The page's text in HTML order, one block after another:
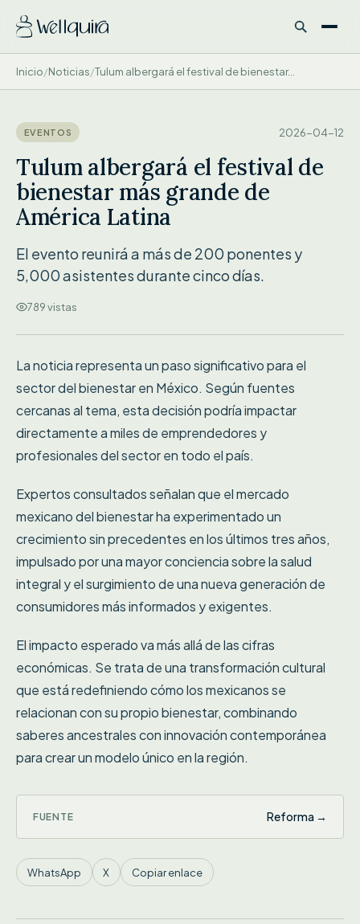
Inicio/Noticias/Tulum albergará el festival de bienestar...
TULUM ALBERGARÁ EL FESTIVAL DE...
EVENTOS 2026-04-12
Tulum albergará el festival de
bienestar más grande de
América Latina
El evento reunirá a más de 200 ponentes y
5,000 asistentes durante cinco días.
789 vistas
La noticia representa un paso significativo para el
sector del bienestar en México. Según fuentes
cercanas al tema, esta decisión podría impactar
directamente a miles de emprendedores y
profesionales del sector en todo el país.
Expertos consultados señalan que el mercado
mexicano del bienestar ha experimentado un
crecimiento sin precedentes en los últimos tres años,
impulsado por una mayor conciencia sobre la salud
integral y el surgimiento de una nueva generación de
consumidores más informados y exigentes.
El impacto esperado va más allá de las cifras
económicas. Se trata de una transformación cultural
que está redefiniendo cómo los mexicanos se
relacionan con su propio bienestar, combinando
saberes ancestrales con innovación contemporánea
para crear un modelo único en la región.
FUENTE Reforma →
WhatsApp X Copiar enlace